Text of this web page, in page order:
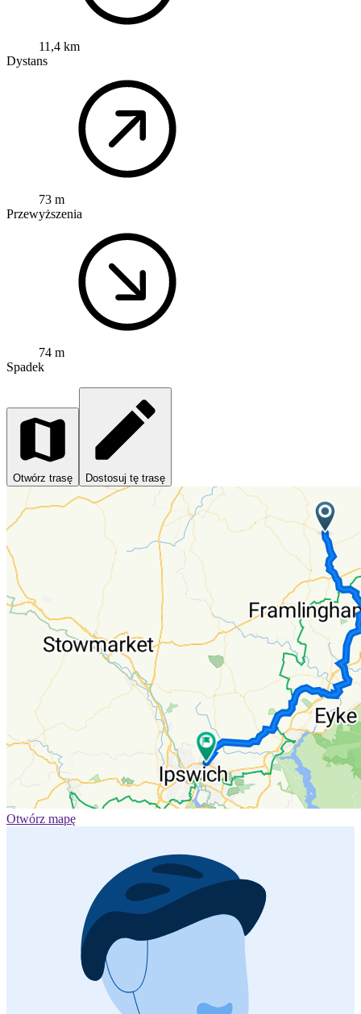
11,4 km
Dystans
73 m
Przewyższenia
74 m
Spadek
Otwórz trasę Dostosuj tę trasę
Otwórz mapę